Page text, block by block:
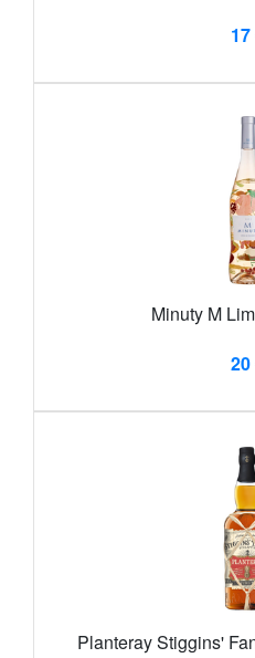
17
Minuty M
20
Planteray Stiggins'